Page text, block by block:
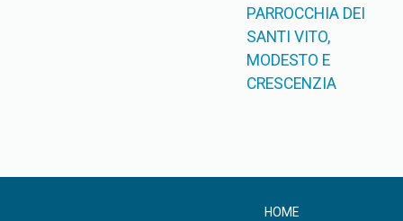
PARROCCHIA DEI
SANTI VITO,
MODESTO E
CRESCENZIA
HOME